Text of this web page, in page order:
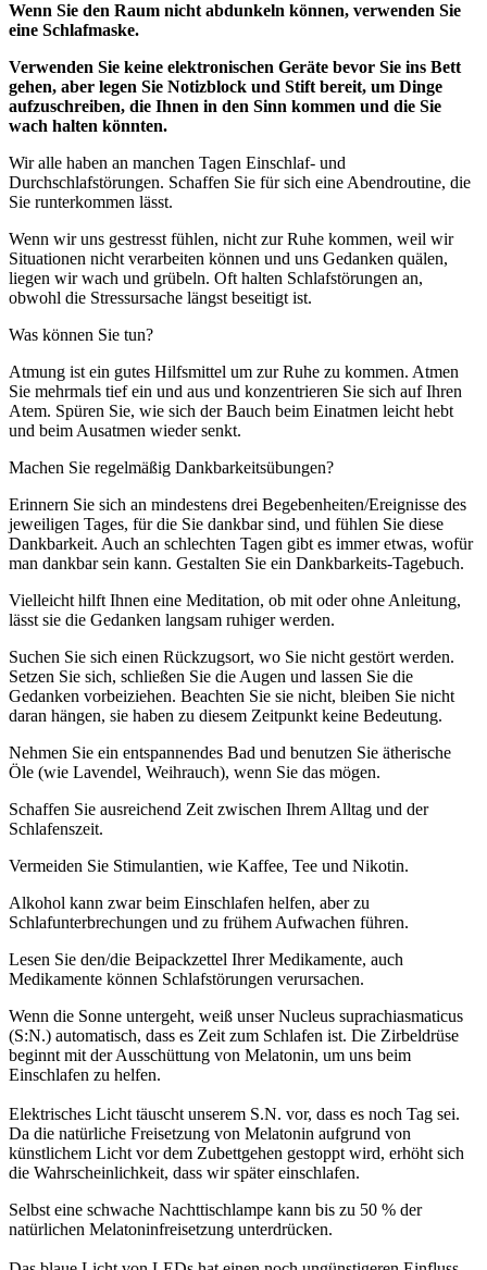
Wenn Sie den Raum nicht abdunkeln können, verwenden Sie
eine Schlafmaske.
Verwenden Sie keine elektronischen Geräte bevor Sie ins Bett
gehen, aber legen Sie Notizblock und Stift bereit, um Dinge
aufzuschreiben, die Ihnen in den Sinn kommen und die Sie
wach halten könnten.
Wir alle haben an manchen Tagen Einschlaf- und
Durchschlafstörungen. Schaffen Sie für sich eine Abendroutine, die
Sie runterkommen lässt.
Wenn wir uns gestresst fühlen, nicht zur Ruhe kommen, weil wir
Situationen nicht verarbeiten können und uns Gedanken quälen,
liegen wir wach und grübeln. Oft halten Schlafstörungen an,
obwohl die Stressursache längst beseitigt ist.
Was können Sie tun?
Atmung ist ein gutes Hilfsmittel um zur Ruhe zu kommen. Atmen
Sie mehrmals tief ein und aus und konzentrieren Sie sich auf Ihren
Atem. Spüren Sie, wie sich der Bauch beim Einatmen leicht hebt
und beim Ausatmen wieder senkt.
Machen Sie regelmäßig Dankbarkeitsübungen?
Erinnern Sie sich an mindestens drei Begebenheiten/Ereignisse des
jeweiligen Tages, für die Sie dankbar sind, und fühlen Sie diese
Dankbarkeit. Auch an schlechten Tagen gibt es immer etwas, wofür
man dankbar sein kann. Gestalten Sie ein Dankbarkeits-Tagebuch.
Vielleicht hilft Ihnen eine Meditation, ob mit oder ohne Anleitung,
lässt sie die Gedanken langsam ruhiger werden.
Suchen Sie sich einen Rückzugsort, wo Sie nicht gestört werden.
Setzen Sie sich, schließen Sie die Augen und lassen Sie die
Gedanken vorbeiziehen. Beachten Sie sie nicht, bleiben Sie nicht
daran hängen, sie haben zu diesem Zeitpunkt keine Bedeutung.
Nehmen Sie ein entspannendes Bad und benutzen Sie ätherische
Öle (wie Lavendel, Weihrauch), wenn Sie das mögen.
Schaffen Sie ausreichend Zeit zwischen Ihrem Alltag und der
Schlafenszeit.
Vermeiden Sie Stimulantien, wie Kaffee, Tee und Nikotin.
Alkohol kann zwar beim Einschlafen helfen, aber zu
Schlafunterbrechungen und zu frühem Aufwachen führen.
Lesen Sie den/die Beipackzettel Ihrer Medikamente, auch
Medikamente können Schlafstörungen verursachen.
Wenn die Sonne untergeht, weiß unser Nucleus suprachiasmaticus
(S:N.) automatisch, dass es Zeit zum Schlafen ist. Die Zirbeldrüse
beginnt mit der Ausschüttung von Melatonin, um uns beim
Einschlafen zu helfen.
Elektrisches Licht täuscht unserem S.N. vor, dass es noch Tag sei.
Da die natürliche Freisetzung von Melatonin aufgrund von
künstlichem Licht vor dem Zubettgehen gestoppt wird, erhöht sich
die Wahrscheinlichkeit, dass wir später einschlafen.
Selbst eine schwache Nachttischlampe kann bis zu 50 % der
natürlichen Melatoninfreisetzung unterdrücken.